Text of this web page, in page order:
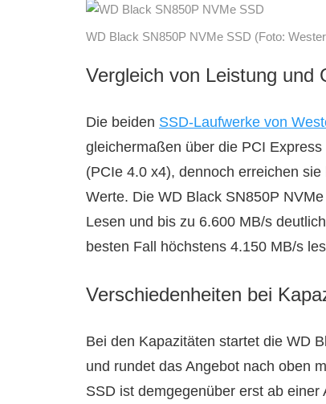
WD Black SN850P NVMe SSD (Foto:
Vergleich von Leistung und
Die beiden SSD-Laufwerke von
gleichermaßen über die PCI
(PCIe 4.0 x4), dennoch erreichen
Werte. Die WD Black SN850P
Lesen und bis zu 6.600 MB/s
besten Fall höchstens 4.150 MB/s
Verschiedenheiten bei
Bei den Kapazitäten startet die WD
und rundet das Angebot nach oben
SSD ist demgegenüber erst ab